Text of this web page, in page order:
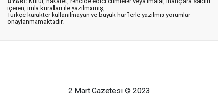
içeren, imla kuralları ile yazılmamış,
Türkçe karakter kullanılmayan ve büyük harflerle yazılmış yorumlar
onaylanmamaktadır.
2 Mart Gazetesi © 2023